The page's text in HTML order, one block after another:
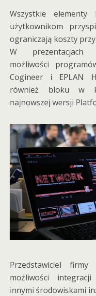
Wszystkie elementy
użytkownikom
ograniczają koszty
W prezentacjach
możliwości
Cogineer i EPLAN
również bloku w
najnowszej wersji
Przedstawiciel firmy
możliwości
innymi środowiskami